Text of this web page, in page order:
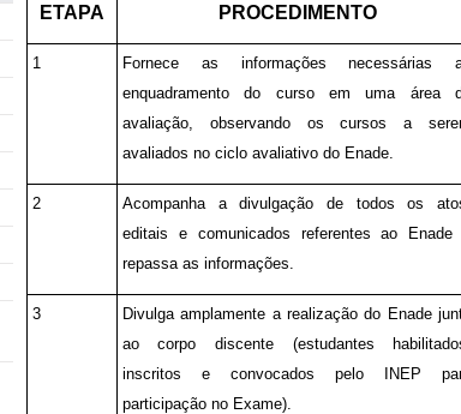
ETAPA PROCEDIMENTO
1
Fornece as informações necessárias
enquadramento do curso em uma área
avaliação, observando os cursos a
avaliados no ciclo avaliativo do Enade.
2
Acompanha a divulgação de todos os
editais e comunicados referentes ao Enade
repassa as informações.
3
Divulga amplamente a realização do Enade
ao corpo discente (estudantes
inscritos e convocados pelo INEP
participação no Exame).